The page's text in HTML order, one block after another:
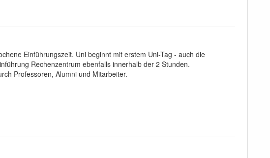
Einführungszeit. Uni beginnt mit erstem Uni-Tag - auch die
Rechenzentrum ebenfalls innerhalb der 2 Stunden.
Professoren, Alumni und Mitarbeiter.